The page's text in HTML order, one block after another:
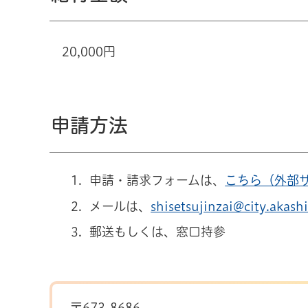
20,000円
申請方法
申請・請求フォームは、 こちら（外部
メールは、
郵送もしくは、窓口持参